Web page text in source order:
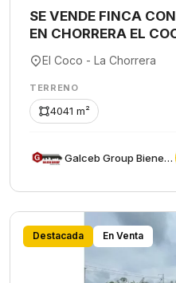
SE VENDE FINCA
EN CHORRERA EL
El Coco - La Chorrera
TERRENO
4041 m²
Galceb Group Bienes Raices
Destacada En Venta